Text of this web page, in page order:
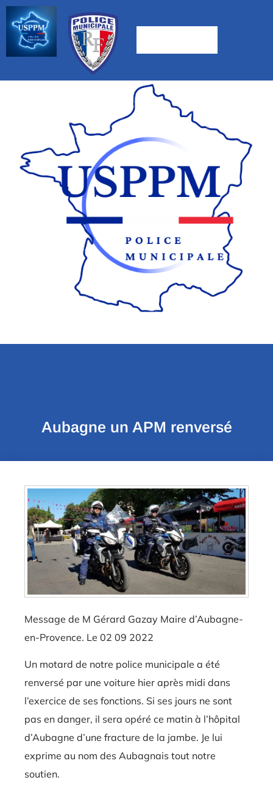
Aubagne un APM renversé
Message de M Gérard Gazay Maire d’Aubagne-
en-Provence. Le 02 09 2022
Un motard de notre police municipale a été
renversé par une voiture hier après midi dans
l’exercice de ses fonctions. Si ses jours ne sont
pas en danger, il sera opéré ce matin à l’hôpital
d’Aubagne d’une fracture de la jambe. Je lui
exprime au nom des Aubagnais tout notre
soutien.